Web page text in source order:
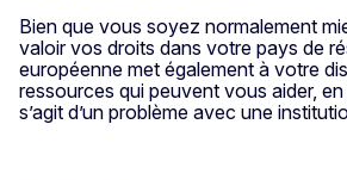
Bien que vous soyez normalement
valoir vos droits dans votre pays de
européenne met également à votre
ressources qui peuvent vous aider, en
s’agit d’un problème avec une